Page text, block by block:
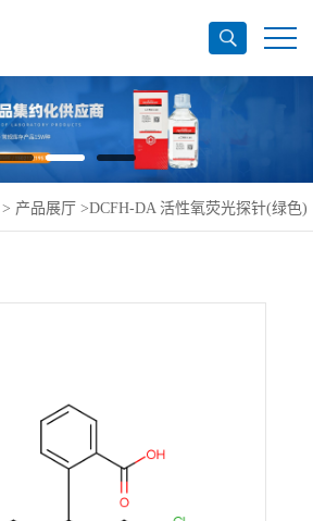
> 产品展厅 >DCFH-DA 活性氧荧光探针(绿色)